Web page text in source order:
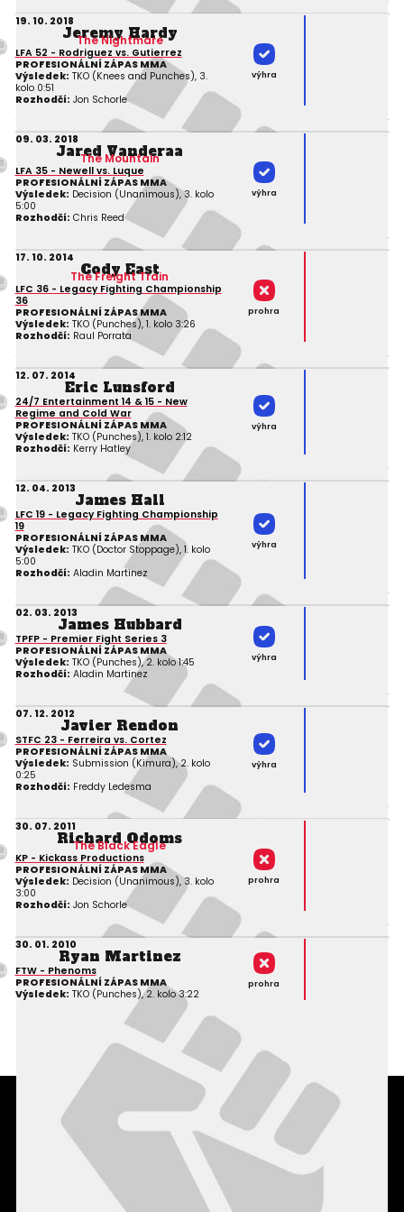
19. 10. 2018
Jeremy Hardy
The Nightmare
LFA 52 - Rodriguez vs. Gutierrez
PROFESIONÁLNÍ ZÁPAS MMA
Výsledek: TKO (Knees and Punches), 3.
kolo 0:51
Rozhodčí: Jon Schorle
výhra
09. 03. 2018
Jared Vanderaa
The Mountain
LFA 35 - Newell vs. Luque
PROFESIONÁLNÍ ZÁPAS MMA
Výsledek: Decision (Unanimous), 3. kolo
5:00
Rozhodčí: Chris Reed
výhra
17. 10. 2014
Cody East
The Freight Train
LFC 36 - Legacy Fighting Championship
36
PROFESIONÁLNÍ ZÁPAS MMA
Výsledek: TKO (Punches), 1. kolo 3:26
Rozhodčí: Raul Porrata
prohra
12. 07. 2014
Eric Lunsford
24/7 Entertainment 14 & 15 - New
Regime and Cold War
PROFESIONÁLNÍ ZÁPAS MMA
Výsledek: TKO (Punches), 1. kolo 2:12
Rozhodčí: Kerry Hatley
výhra
12. 04. 2013
James Hall
LFC 19 - Legacy Fighting Championship
19
PROFESIONÁLNÍ ZÁPAS MMA
Výsledek: TKO (Doctor Stoppage), 1. kolo
5:00
Rozhodčí: Aladin Martinez
výhra
02. 03. 2013
James Hubbard
TPFP - Premier Fight Series 3
PROFESIONÁLNÍ ZÁPAS MMA
Výsledek: TKO (Punches), 2. kolo 1:45
Rozhodčí: Aladin Martinez
výhra
07. 12. 2012
Javier Rendon
STFC 23 - Ferreira vs. Cortez
PROFESIONÁLNÍ ZÁPAS MMA
Výsledek: Submission (Kimura), 2. kolo
0:25
Rozhodčí: Freddy Ledesma
výhra
30. 07. 2011
Richard Odoms
The Black Eagle
KP - Kickass Productions
PROFESIONÁLNÍ ZÁPAS MMA
Výsledek: Decision (Unanimous), 3. kolo
3:00
Rozhodčí: Jon Schorle
prohra
30. 01. 2010
Ryan Martinez
FTW - Phenoms
PROFESIONÁLNÍ ZÁPAS MMA
Výsledek: TKO (Punches), 2. kolo 3:22
prohra
Podmínky užití webového rozhraní
Souhlas s používáním osobních údajů
Statistiky
Kontakty